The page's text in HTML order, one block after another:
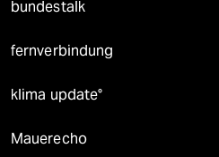
bundestalk
fernverbindung
klima update°
Mauerecho